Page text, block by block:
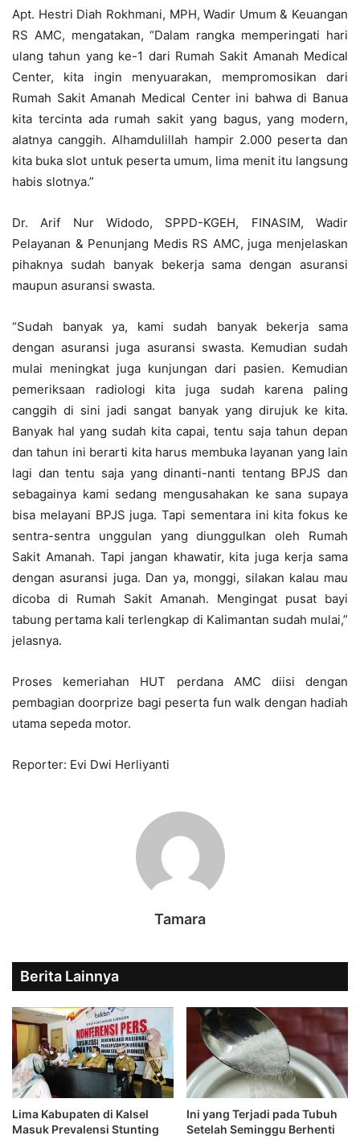
Apt. Hestri Diah Rokhmani, MPH, Wadir Umum & Keuangan
RS AMC, mengatakan, “Dalam rangka memperingati hari
ulang tahun yang ke-1 dari Rumah Sakit Amanah Medical
Center, kita ingin menyuarakan, mempromosikan dari
Rumah Sakit Amanah Medical Center ini bahwa di Banua
kita tercinta ada rumah sakit yang bagus, yang modern,
alatnya canggih. Alhamdulillah hampir 2.000 peserta dan
kita buka slot untuk peserta umum, lima menit itu langsung
habis slotnya.”
Dr. Arif Nur Widodo, SPPD-KGEH, FINASIM, Wadir
Pelayanan & Penunjang Medis RS AMC, juga menjelaskan
pihaknya sudah banyak bekerja sama dengan asuransi
maupun asuransi swasta.
“Sudah banyak ya, kami sudah banyak bekerja sama
dengan asuransi juga asuransi swasta. Kemudian sudah
mulai meningkat juga kunjungan dari pasien. Kemudian
pemeriksaan radiologi kita juga sudah karena paling
canggih di sini jadi sangat banyak yang dirujuk ke kita.
Banyak hal yang sudah kita capai, tentu saja tahun depan
dan tahun ini berarti kita harus membuka layanan yang lain
lagi dan tentu saja yang dinanti-nanti tentang BPJS dan
sebagainya kami sedang mengusahakan ke sana supaya
bisa melayani BPJS juga. Tapi sementara ini kita fokus ke
sentra-sentra unggulan yang diunggulkan oleh Rumah
Sakit Amanah. Tapi jangan khawatir, kita juga kerja sama
dengan asuransi juga. Dan ya, monggi, silakan kalau mau
dicoba di Rumah Sakit Amanah. Mengingat pusat bayi
tabung pertama kali terlengkap di Kalimantan sudah mulai,”
jelasnya.
Proses kemeriahan HUT perdana AMC diisi dengan
pembagian doorprize bagi peserta fun walk dengan hadiah
utama sepeda motor.
Reporter: Evi Dwi Herliyanti
Tamara
Berita Lainnya
Lima Kabupaten di Kalsel
Masuk Prevalensi Stunting
Ini yang Terjadi pada Tubuh
Setelah Seminggu Berhenti